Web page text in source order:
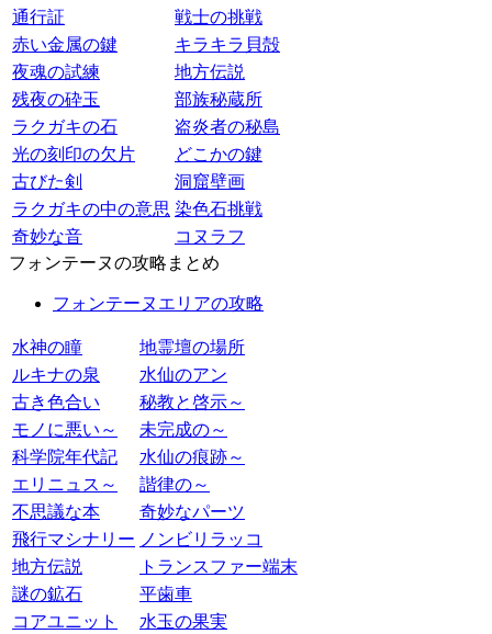
通行証
戦士の挑戦
赤い金属の鍵
キラキラ貝殻
夜魂の試練
地方伝説
残夜の砕玉
部族秘蔵所
ラクガキの石
盗炎者の秘島
光の刻印の欠片
どこかの鍵
古びた剣
洞窟壁画
ラクガキの中の意思 染色石挑戦
奇妙な音
コヌラフ
フォンテーヌの攻略まとめ
フォンテーヌエリアの攻略
水神の瞳
地霊壇の場所
ルキナの泉
水仙のアン
古き色合い
秘教と啓示～
モノに悪い～
未完成の～
科学院年代記
水仙の痕跡～
エリニュス～
諧律の～
不思議な本
奇妙なパーツ
飛行マシナリー ノンビリラッコ
地方伝説
トランスファー端末
謎の鉱石
平歯車
コアユニット
水玉の果実